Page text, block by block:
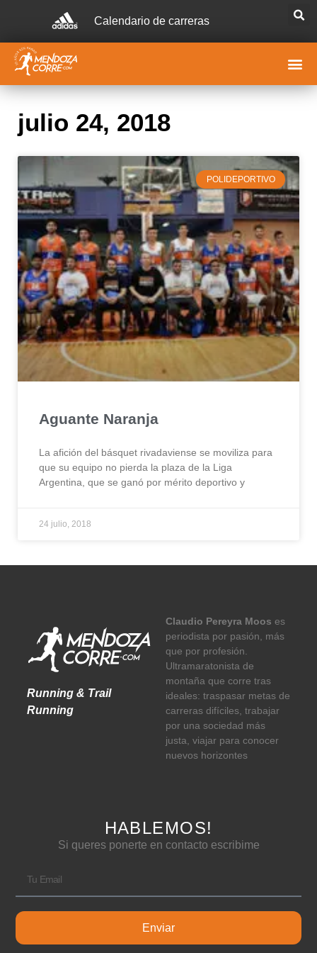
Calendario de carreras
julio 24, 2018
POLIDEPORTIVO
Aguante Naranja
La afición del básquet rivadaviense se moviliza para
que su equipo no pierda la plaza de la Liga
Argentina, que se ganó por mérito deportivo y
24 julio, 2018
Running & Trail
Running
Claudio Pereyra Moos es
periodista por pasión, más
que por profesión.
Ultramaratonista de
montaña que corre tras
ideales: traspasar metas de
carreras difíciles, trabajar
por una sociedad más
justa, viajar para conocer
nuevos horizontes
HABLEMOS!
Si queres ponerte en contacto escribime
Enviar